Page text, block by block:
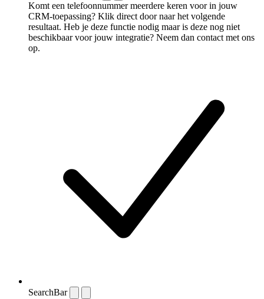
Komt een telefoonnummer meerdere keren voor in jouw
CRM-toepassing? Klik direct door naar het volgende
resultaat. Heb je deze functie nodig maar is deze nog niet
beschikbaar voor jouw integratie? Neem dan contact met ons
op.
SearchBar